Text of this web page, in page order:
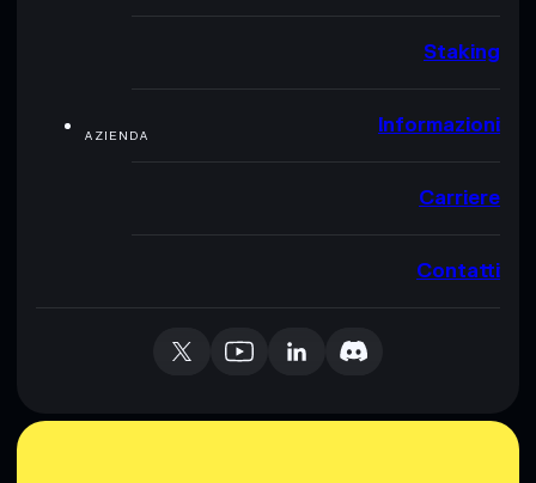
Staking
AZIENDA Informazioni
Carriere
Contatti